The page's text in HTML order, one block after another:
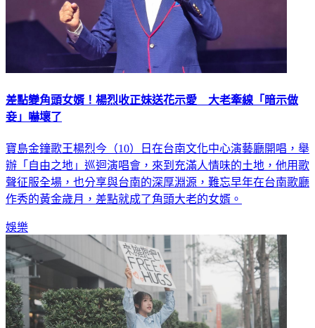
差點變角頭女婿！楊烈收正妹送花示愛 大老牽線「暗示做
妾」嚇壞了
寶島金鐘歌王楊烈今（10）日在台南文化中心演藝廳開唱，舉
辦「自由之地」巡迴演唱會，來到充滿人情味的土地，他用歌
聲征服全場，也分享與台南的深厚淵源，難忘早年在台南歌廳
作秀的黃金歲月，差點就成了角頭大老的女婿。
娛樂